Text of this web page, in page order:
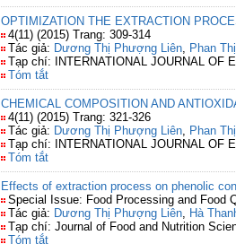
OPTIMIZATION THE EXTRACTION
4(11) (2015) Trang: 309-314
Tác giả: Dương Thị Phượng Liên, Phan
Tạp chí: INTERNATIONAL JOURNAL OF
Tóm tắt
CHEMICAL COMPOSITION AND
4(11) (2015) Trang: 321-326
Tác giả: Dương Thị Phượng Liên, Phan
Tạp chí: INTERNATIONAL JOURNAL OF
Tóm tắt
Effects of extraction process on phenolic
Special Issue: Food Processing and Food
Tác giả: Dương Thị Phượng Liên, Hà
Tạp chí: Journal of Food and Nutrition
Tóm tắt